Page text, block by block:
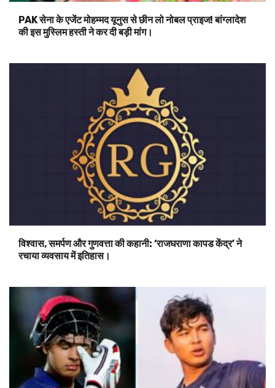
PAK सेना के एजेंट मोहम्मद यूनुस से छीन लो नोबल प्राइज! बांग्लादेश
की इस मुस्लिम हस्ती ने कर दी बड़ी मांग।
विश्वास, समर्पण और गुणवत्ता की कहानी: ‘राजघराणा कापड केंद्र’ ने
रचाया व्यवसाय में इतिहास।